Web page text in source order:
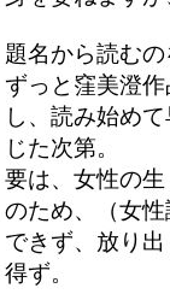
題名から読む
ずっと窪美澄
し、読み始め
じた次第。
要は、女性の
のため、（女
できず、放り
得ず。